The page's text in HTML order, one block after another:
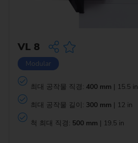
VL 8
Modular
최대 공작물 직경: 400 mm | 15.5 in
최대 공작물 길이: 300 mm | 12 in
척 최대 직경: 500 mm | 19.5 in